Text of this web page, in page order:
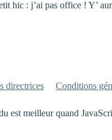
hic : j’ai pas office ! Y’
directrices Conditions
est meilleur quand